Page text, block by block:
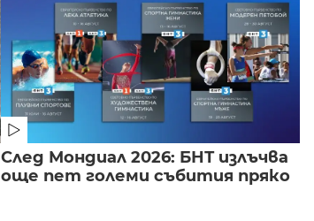
След Мондиал 2026: БНТ излъчва
още пет големи събития пряко